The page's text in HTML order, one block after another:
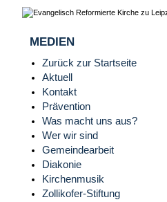
MEDIEN
Zurück zur Startseite
Aktuell
Kontakt
Prävention
Was macht uns aus?
Wer wir sind
Gemeindearbeit
Diakonie
Kirchenmusik
Zollikofer-Stiftung